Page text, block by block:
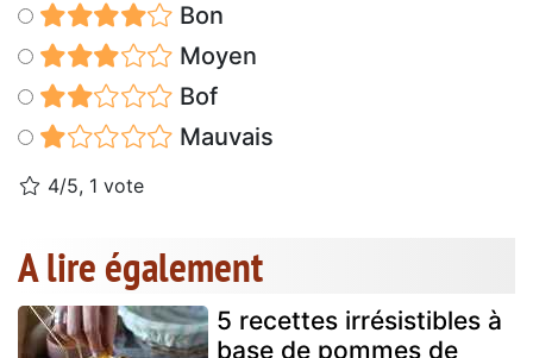
Bon
Moyen
Bof
Mauvais
4/5, 1 vote
A lire également
5 recettes irrésistibles à
base de pommes de